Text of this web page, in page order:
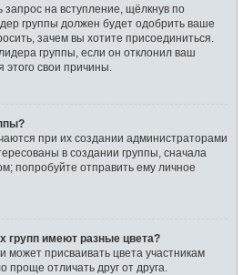
запрос на вступление, щёлкнув по
группы должен будет одобрить ваше
зачем вы хотите присоединиться.
группы, если он отклонил ваш
этого свои причины.
при их создании администраторами
в создании группы, сначала
попробуйте отправить ему личное
групп имеют разные цвета?
присваивать цвета участникам
проще отличать друг от друга.